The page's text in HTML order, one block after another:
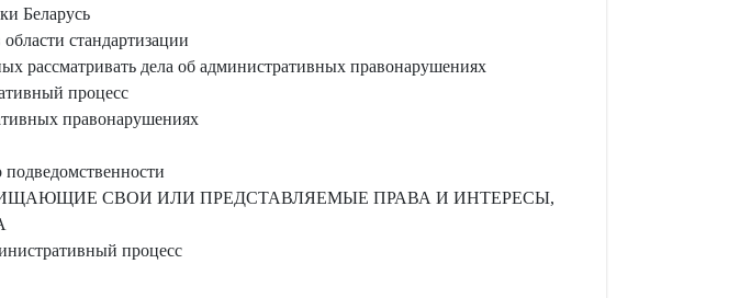
Беларусь
стандартизации
рассматривать дела об административных правонарушениях
процесс
правонарушениях
СВОИ ИЛИ ПРЕДСТАВЛЯЕМЫЕ ПРАВА И ИНТЕРЕСЫ,
процесс